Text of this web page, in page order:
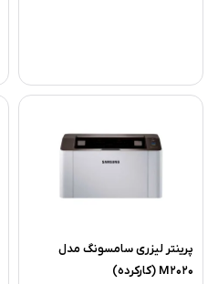
پرینتر لیزری سامسونگ مدل
M2020 (کارکرده)